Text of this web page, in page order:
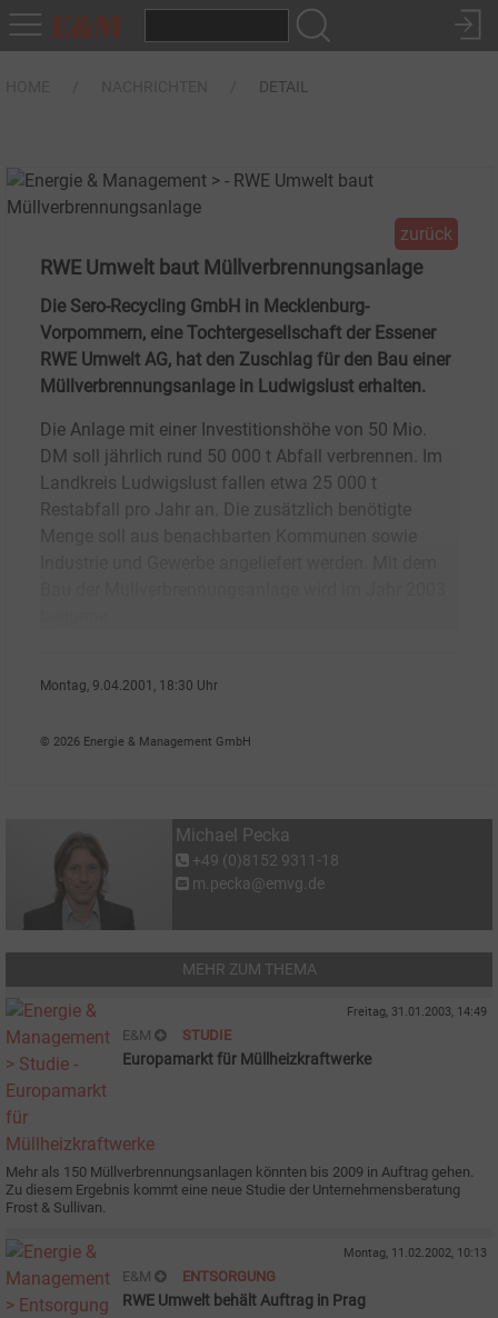
DETAIL
zurück
RWE Umwelt baut Müllverbrennungsanlage
Die Sero-Recycling GmbH in Mecklenburg-
Vorpommern, eine Tochtergesellschaft der Essener
RWE Umwelt AG, hat den Zuschlag für den Bau einer
Müllverbrennungsanlage in Ludwigslust erhalten.
Die Anlage mit einer Investitionshöhe von 50 Mio.
DM soll jährlich rund 50 000 t Abfall verbrennen. Im
Landkreis Ludwigslust fallen etwa 25 000 t
Restabfall pro Jahr an. Die zusätzlich benötigte
Montag, 9.04.2001, 18:30 Uhr
© 2026 Energie & Management GmbH
Michael Pecka
+49 (0)8152 9311-18
m.pecka@emvg.de
MEHR ZUM THEMA
Freitag, 31.01.2003, 14:49
E&M STUDIE
Europamarkt für Müllheizkraftwerke
Mehr als 150 Müllverbrennungsanlagen könnten bis 2009 in Auftrag gehen.
Zu diesem Ergebnis kommt eine neue Studie der Unternehmensberatung
Frost & Sullivan.
Montag, 11.02.2002, 10:13
E&M ENTSORGUNG
RWE Umwelt behält Auftrag in Prag